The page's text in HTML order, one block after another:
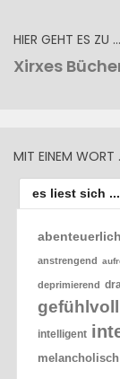
HIER GEHT ES ZU …
Xirxes
MIT EINEM WORT
es liest sich ...
abenteuerlich
anstrengend
deprimierend
gefühlvoll
intelligent
melancholisch